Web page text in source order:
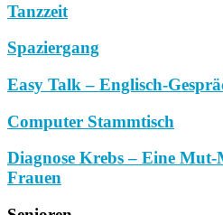
Tanzzeit
Spaziergang
Easy Talk – Englisch-
Computer Stammtisch
Diagnose Krebs – Eine
Frauen